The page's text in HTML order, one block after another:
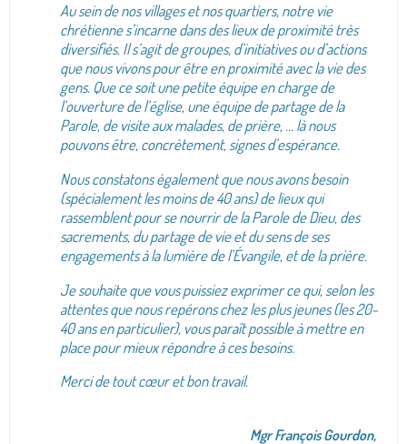
Au sein de nos villages et nos quartiers, notre vie
chrétienne s’incarne dans des lieux de proximité très
diversifiés. Il s’agit de groupes, d’initiatives ou d’actions
que nous vivons pour être en proximité avec la vie des
gens. Que ce soit une petite équipe en charge de
l’ouverture de l’église, une équipe de partage de la
Parole, de visite aux malades, de prière, … là nous
pouvons être, concrètement, signes d’espérance.
Nous constatons également que nous avons besoin
(spécialement les moins de 40 ans) de lieux qui
rassemblent pour se nourrir de la Parole de Dieu, des
sacrements, du partage de vie et du sens de ses
engagements à la lumière de l’Évangile, et de la prière.
Je souhaite que vous puissiez exprimer ce qui, selon les
attentes que nous repérons chez les plus jeunes (les 20-
40 ans en particulier), vous paraît possible à mettre en
place pour mieux répondre à ces besoins.
Merci de tout cœur et bon travail.
Mgr François Gourdon,